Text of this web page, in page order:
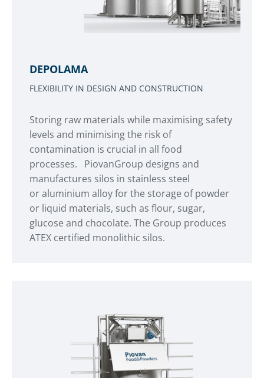
DEPOLAMA
FLEXIBILITY IN DESIGN AND CONSTRUCTION
Storing raw materials while maximising safety
levels and minimising the risk of
contamination is crucial in all food
processes. PiovanGroup designs and
manufactures silos in stainless steel
or aluminium alloy for the storage of powder
or liquid materials, such as flour, sugar,
glucose and chocolate. The Group produces
ATEX certified monolithic silos.